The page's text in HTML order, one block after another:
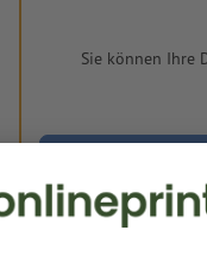
Sie können Ihre